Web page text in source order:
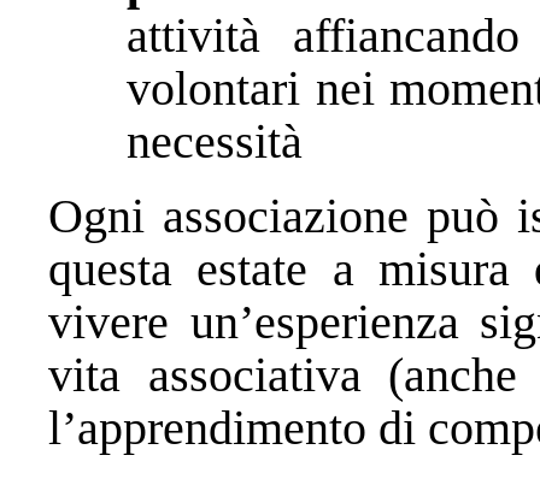
attività
volontari nei
necessità
Ogni associazione può
questa estate a
vivere un’esperienza
vita associativa
l’apprendimento di